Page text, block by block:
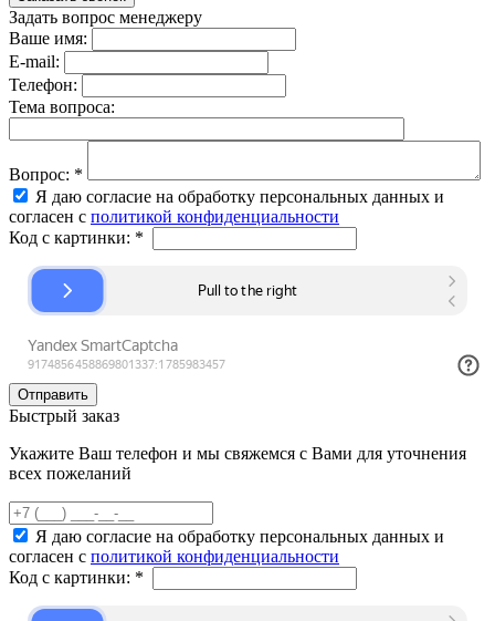
Задать вопрос менеджеру
Ваше имя:
E-mail:
Телефон:
Тема вопроса:
Вопрос: *
Я даю согласие на обработку персональных данных и
согласен с политикой конфиденциальности
Код с картинки: *
Быстрый заказ
Укажите Ваш телефон и мы свяжемся с Вами для уточнения
всех пожеланий
Я даю согласие на обработку персональных данных и
согласен с политикой конфиденциальности
Код с картинки: *